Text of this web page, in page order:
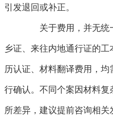
引发退回或补正。
关于费用，并无统
乡证、来往内地通行证的
历认证、材料翻译费用，
行确认。不同个案因材料
所差异，建议提前咨询相